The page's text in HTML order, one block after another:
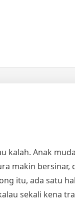
kalah. Anak
makin bersinar,
itu, ada satu
sekali kena